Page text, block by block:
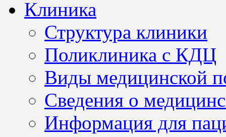
Клиника
Структура клиники
Поликлиника с КДЦ
Виды медицинской
Сведения о
Информация для